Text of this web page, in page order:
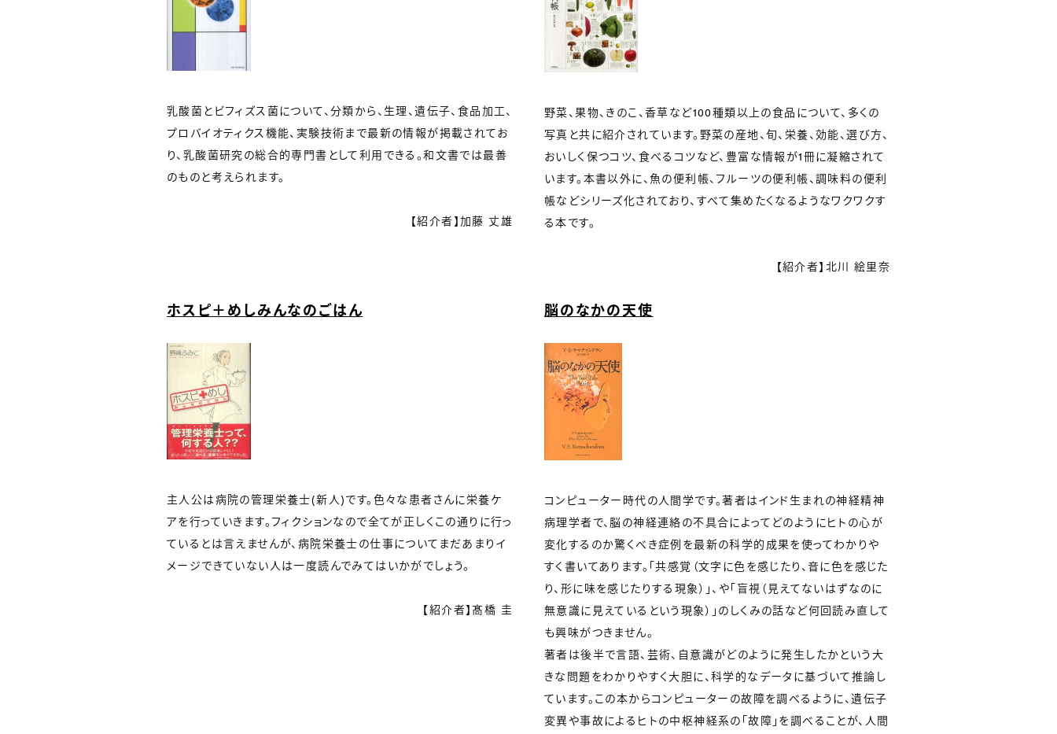
乳酸菌とビフィズス菌について、分類から、生理、遺伝子、食品加工、
プロバイオティクス機能、実験技術まで最新の情報が掲載されてお
り、乳酸菌研究の総合的専門書として利用できる。和文書では最善
のものと考えられます。
【紹介者】加藤 丈雄
野菜、果物、きのこ、香草など100種類以上の食品について、多くの
写真と共に紹介されています。野菜の産地、旬、栄養、効能、選び方、
おいしく保つコツ、食べるコツなど、豊富な情報が1冊に凝縮されて
います。本書以外に、魚の便利帳、フルーツの便利帳、調味料の便利
帳などシリーズ化されており、すべて集めたくなるようなワクワクす
る本です。
【紹介者】北川 絵里奈
ホスピ＋めしみんなのごはん
主人公は病院の管理栄養士(新人)です。色々な患者さんに栄養ケ
アを行っていきます。フィクションなので全てが正しくこの通りに行っ
ているとは言えませんが、病院栄養士の仕事についてまだあまりイ
メージできていない人は一度読んでみてはいかがでしょう。
【紹介者】髙橋 圭
脳のなかの天使
コンピューター時代の人間学です。著者はインド生まれの神経精神
病理学者で、脳の神経連絡の不具合によってどのようにヒトの心が
変化するのか驚くべき症例を最新の科学的成果を使ってわかりや
すく書いてあります。「共感覚（文字に色を感じたり、音に色を感じた
り、形に味を感じたりする現象）」、や「盲視（見えてないはずなのに
無意識に見えているという現象）」のしくみの話など何回読み直して
も興味がつきません。
著者は後半で言語、芸術、自意識がどのように発生したかという大
きな問題をわかりやすく大胆に、科学的なデータに基づいて推論し
ています。この本からコンピューターの故障を調べるように、遺伝子
変異や事故によるヒトの中枢神経系の「故障」を調べることが、人間